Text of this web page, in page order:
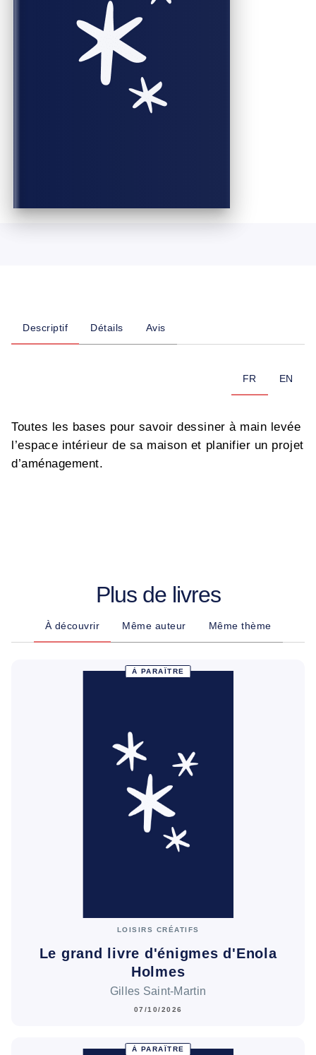
Descriptif Détails Avis
FR EN
Toutes les bases pour savoir dessiner à main levée
l’espace intérieur de sa maison et planifier un projet
d’aménagement.
Plus de livres
À découvrir Même auteur Même thème
À PARAÎTRE
LOISIRS CRÉATIFS
Le grand livre d'énigmes d'Enola
Holmes
Gilles Saint-Martin
07/10/2026
À PARAÎTRE